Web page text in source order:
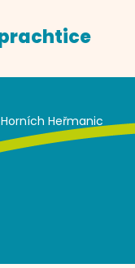
Heřmanic